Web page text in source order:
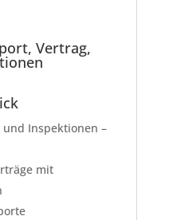
Vertrag,
und Inspektionen –
mit